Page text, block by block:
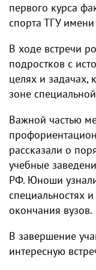
первого курса
спорта ТГУ
В ходе встречи
подростков с
целях и задачах,
зоне
Важной частью
рассказали о
учебные
РФ. Юноши
специальностях
окончания вузов.
В завершение
интересную